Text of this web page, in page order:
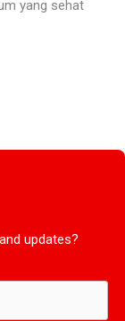
yang sehat
updates?